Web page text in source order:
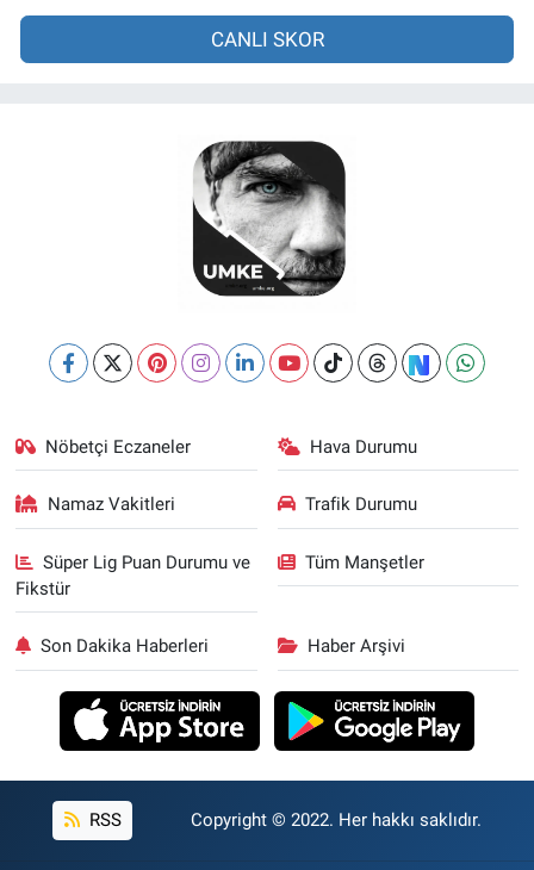
CANLI SKOR
Nöbetçi Eczaneler Hava Durumu
Namaz Vakitleri Trafik Durumu
Süper Lig Puan Durumu ve
Fikstür
Tüm Manşetler
Son Dakika Haberleri Haber Arşivi
RSS Copyright © 2022. Her hakkı saklıdır.